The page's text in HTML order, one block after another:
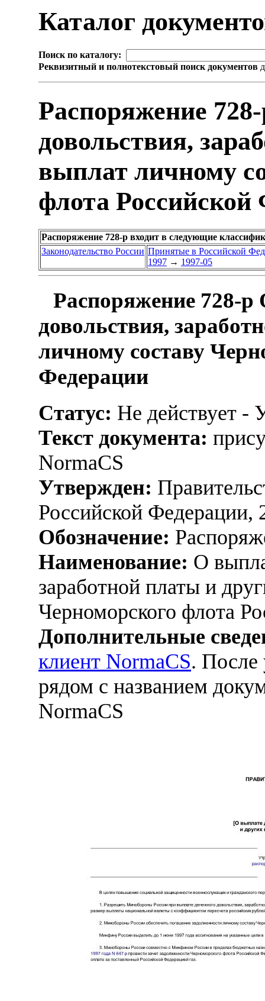
Каталог
Поиск по каталогу:
Реквизитный и полнотекстовый поиск документов
Распоряжение
довольствия,
выплат личному
флота Российской
Распоряжение 728-р входит в следующие
Законодательство России Принятые в Российской
1997 → 1997-05
Распоряжение 728-р
довольствия,
личному составу
Федерации
Статус: Не действует -
Текст документа:
NormaCS
Утвержден:
Российской Федерации,
Обозначение:
Наименование: О
заработной платы и
Черноморского флота
Дополнительные
клиент NormaCS. После
рядом с названием
NormaCS